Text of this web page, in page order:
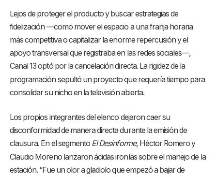
Lejos de proteger el producto y buscar estrategias de
fidelización —como mover el espacio a una franja horaria
más competitiva o capitalizar la enorme repercusión y el
apoyo transversal que registraba en las redes sociales—,
Canal 13 optó por la cancelación directa. La rigidez de la
programación sepultó un proyecto que requería tiempo para
consolidar su nicho en la televisión abierta.
Los propios integrantes del elenco dejaron caer su
disconformidad de manera directa durante la emisión de
clausura. En el segmento El Desinforme, Héctor Romero y
Claudio Moreno lanzaron ácidas ironías sobre el manejo de la
estación. “Fue un olor a gladiolo que empezó a bajar de